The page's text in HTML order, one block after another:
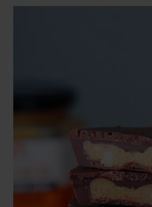
Budinci, Jeleuri și Sufleuri
Cheesecake
Cozonaci
Deserturi Sănătoase